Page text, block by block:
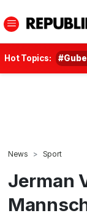
Hot Topics:
News Sport
Jerman